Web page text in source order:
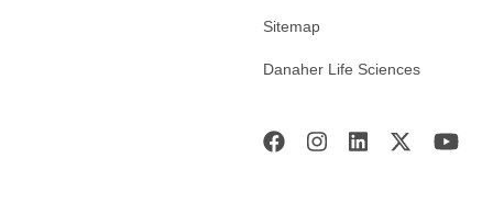
Sitemap
Danaher Life Sciences